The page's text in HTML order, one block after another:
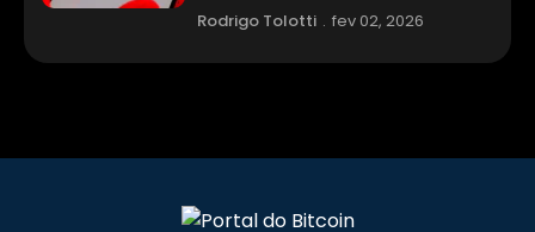
Rodrigo Tolotti . fev 02, 2026